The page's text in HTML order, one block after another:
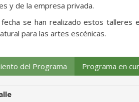
y de la empresa privada.
se han realizado estos talleres
para las artes escénicas.
del Programa Programa en